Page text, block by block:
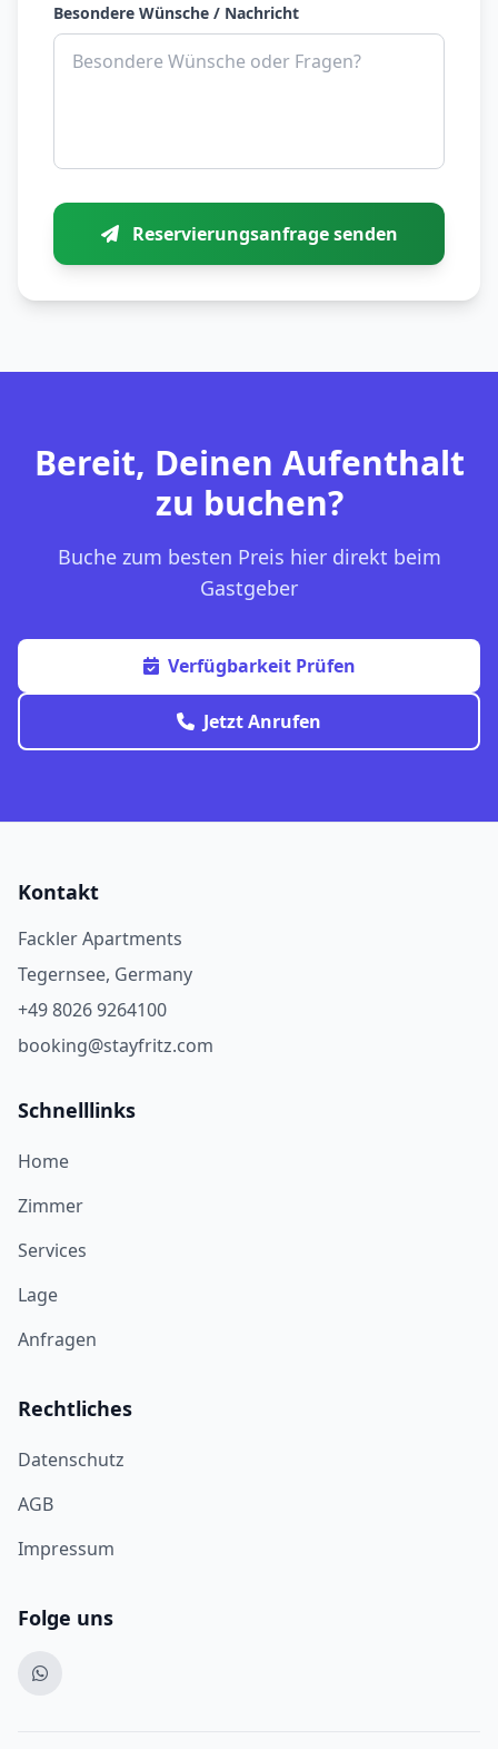
Besondere Wünsche / Nachricht
Reservierungsanfrage senden
Bereit, Deinen Aufenthalt
zu buchen?
Buche zum besten Preis hier direkt beim
Gastgeber
Verfügbarkeit Prüfen
Jetzt Anrufen
Kontakt
Fackler Apartments
Tegernsee, Germany
+49 8026 9264100
booking@stayfritz.com
Schnelllinks
Home
Zimmer
Services
Lage
Anfragen
Rechtliches
Datenschutz
AGB
Impressum
Folge uns